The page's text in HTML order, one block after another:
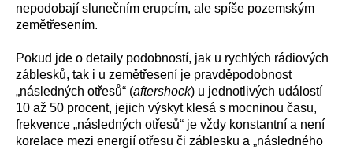
nepodobají slunečním erupcím, ale spíše pozemským
zemětřesením.
Pokud jde o detaily podobností, jak u rychlých rádiových
záblesků, tak i u zemětřesení je pravděpodobnost
„následných otřesů“ (aftershock) u jednotlivých událostí
10 až 50 procent, jejich výskyt klesá s mocninou času,
frekvence „následných otřesů“ je vždy konstantní a není
korelace mezi energií otřesu či záblesku a „následného